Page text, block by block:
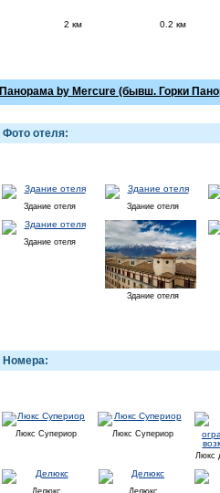
2 км 0.2 км
Панорама by Mercure (бывш. Горки
Фото отеля:
Здание отеля Здание отеля
Здание отеля
Здание отеля
Номера:
Люкс Супериор Люкс Супериор
Люкс
Делюкс Делюкс